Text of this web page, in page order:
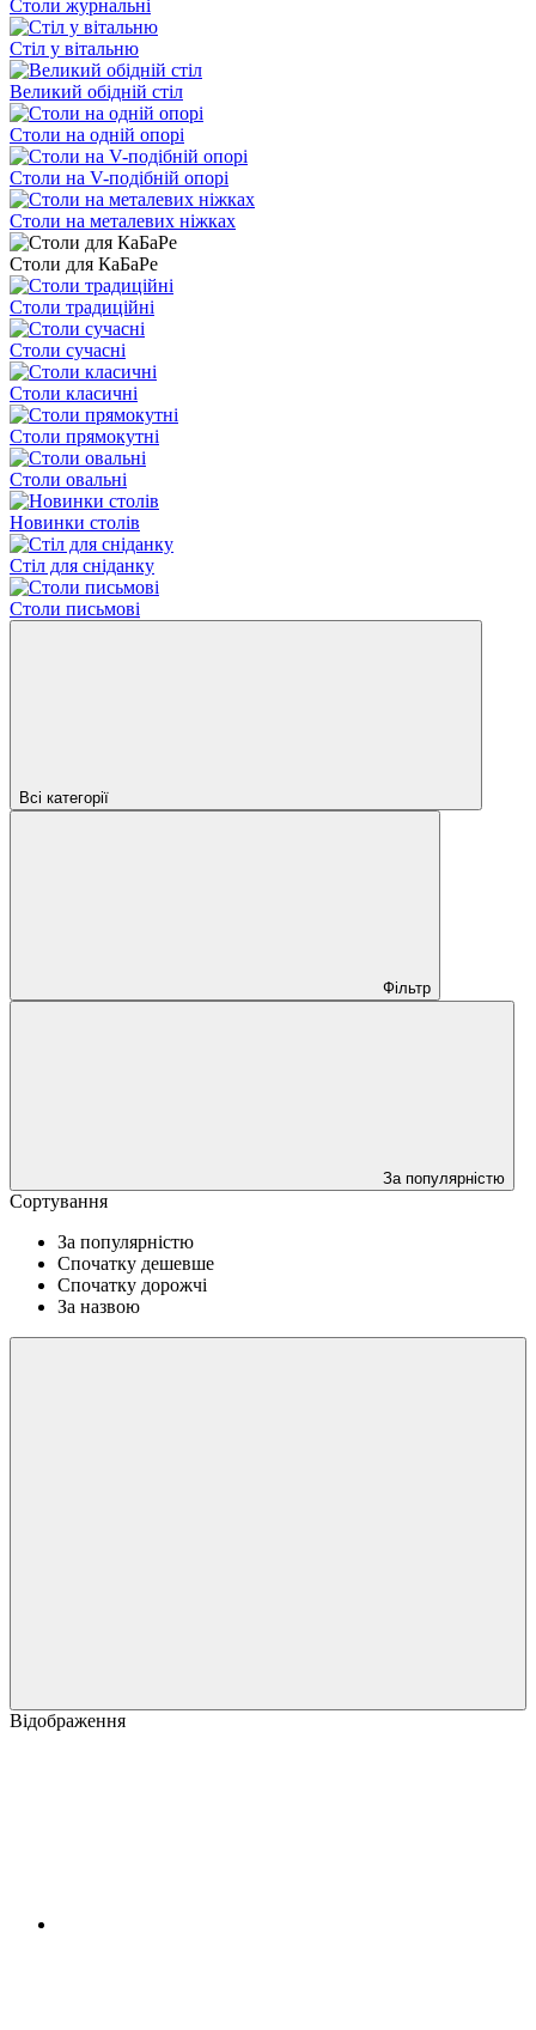
Столи журнальні
Стіл у вітальню
Великий обідній стіл
Столи на одній опорі
Столи на V-подібній опорі
Столи на металевих ніжках
Столи для КаБаРе
Столи традиційні
Столи сучасні
Столи класичні
Столи прямокутні
Столи овальні
Новинки столів
Стіл для сніданку
Столи письмові
Всі категорії
Фільтр
За популярністю
Сортування
За популярністю
Спочатку дешевше
Спочатку дорожчі
За назвою
Відображення